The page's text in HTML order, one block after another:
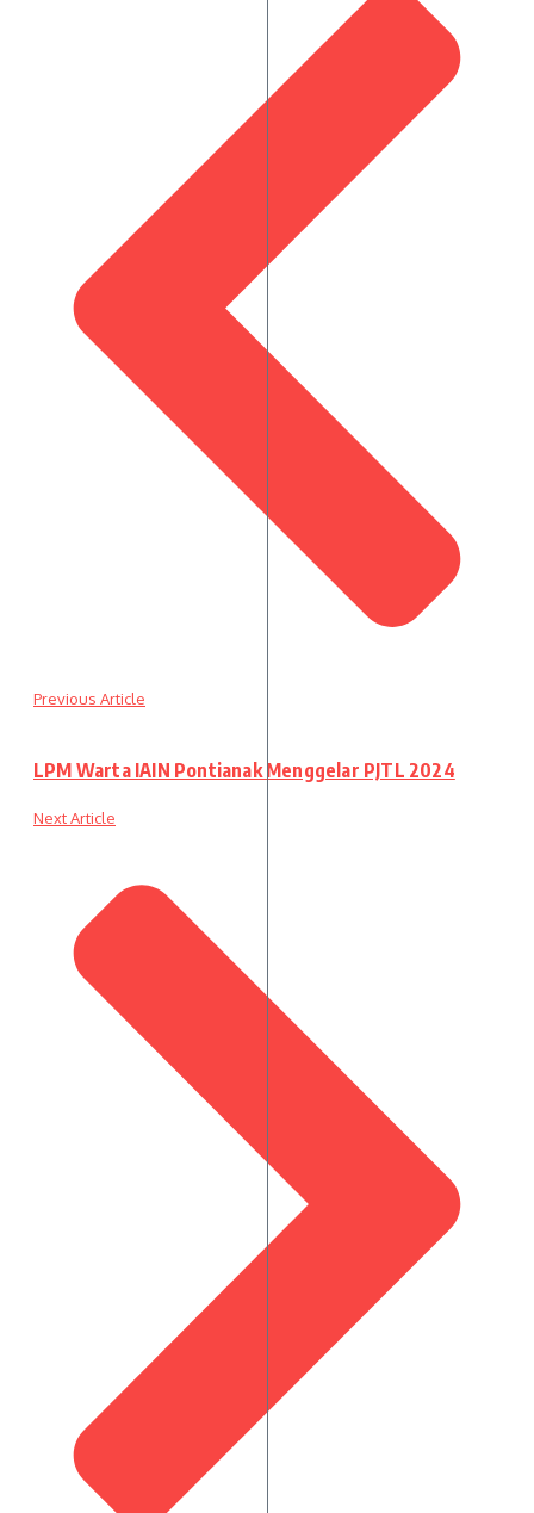
Previous Article
LPM Warta IAIN Pontianak Menggelar PJTL 2024
Next Article